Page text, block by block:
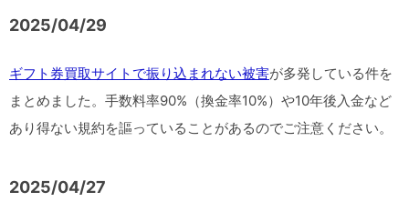
2025/04/29
ギフト券買取サイトで振り込まれない被害が多発している件を
まとめました。手数料率90%（換金率10%）や10年後入金など
あり得ない規約を謳っていることがあるのでご注意ください。
2025/04/27